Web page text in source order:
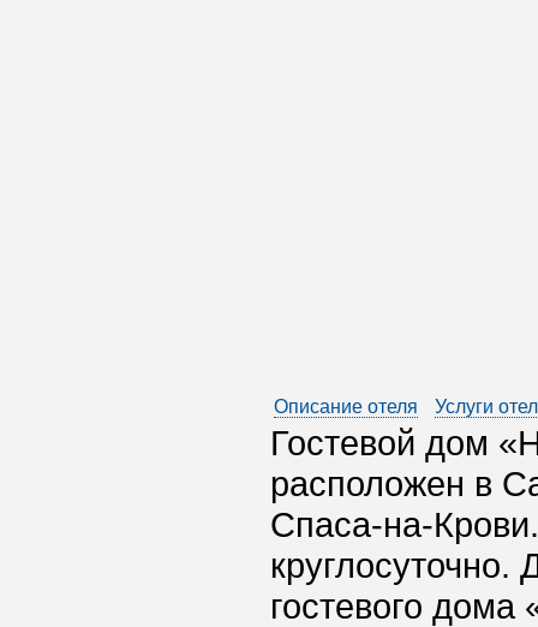
Описание отеля Услуги
Гостевой дом
расположен в
Спаса-на-
гостевого